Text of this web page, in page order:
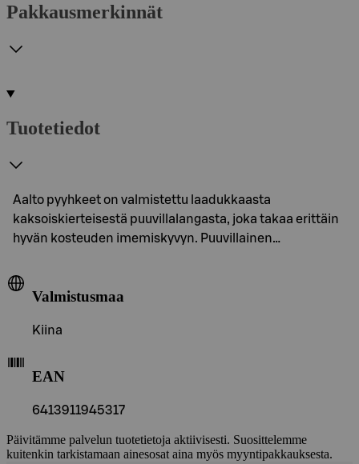
Pakkausmerkinnät
Tuotetiedot
Aalto pyyhkeet on valmistettu laadukkaasta
kaksoiskierteisestä puuvillalangasta, joka takaa erittäin
hyvän kosteuden imemiskyvyn. Puuvillainen…
Valmistusmaa
Kiina
EAN
6413911945317
Päivitämme palvelun tuotetietoja aktiivisesti. Suosittelemme
kuitenkin tarkistamaan ainesosat aina myös myyntipakkauksesta.